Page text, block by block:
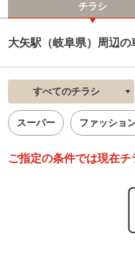
チラシ
大矢駅（岐阜県）周辺
すべてのチラシ
スーパー ファッショ
ご指定の条件では現在チ